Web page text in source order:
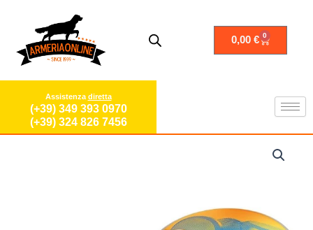
contenuto
0,00€ 0
Carrello
Assistenza diretta
(+39) 349 393 0970
(+39) 324 826 7456